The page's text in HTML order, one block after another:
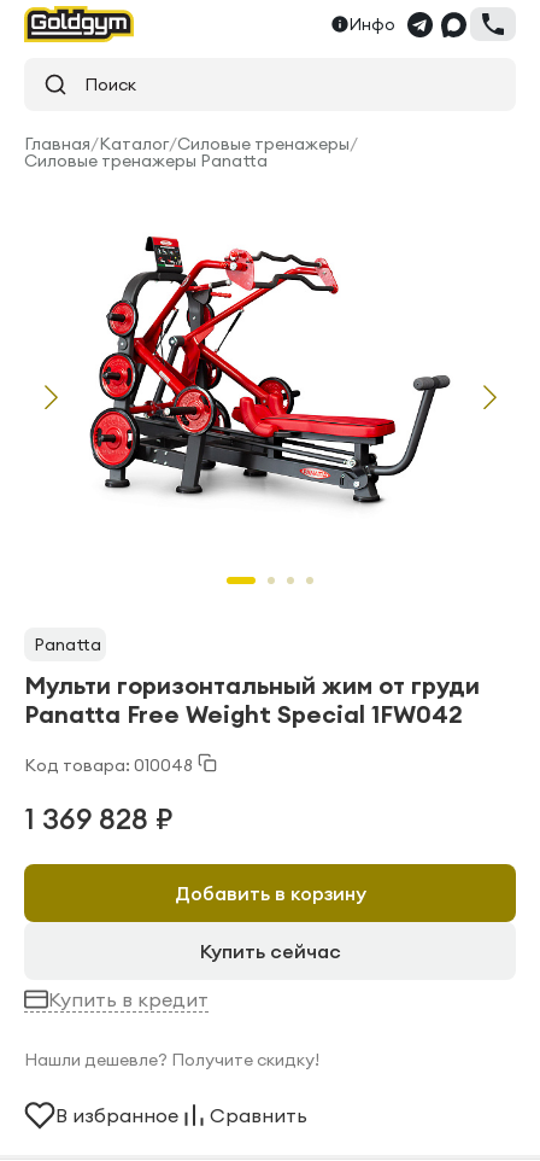
Инфо
Поиск
Главная/Каталог/Силовые тренажеры/
Силовые тренажеры Panatta
Panatta
Мульти горизонтальный жим от груди
Panatta Free Weight Special 1FW042
Код товара: 010048
1 369 828 ₽
Добавить в корзину
Купить сейчас
Купить в кредит
Нашли дешевле? Получите скидку!
В избранное Сравнить